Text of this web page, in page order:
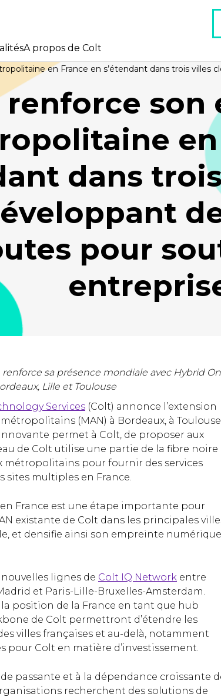
A propos de Colt
renforce son
en
dans
pour
en France en s’étendant dans trois
sa présence mondiale avec Hybrid On
Lille et Toulouse
Services (Colt) annonce l’extension
(MAN) à Bordeaux, à Toulouse
permet à Colt, de proposer aux
de Colt utilise une partie de la fibre noire
métropolitains pour fournir des services
sites multiples en France.
France est une étape importante pour
existante de Colt dans les principales
et densifie ainsi son empreinte numérique
lignes de Colt IQ Network entre
et Paris-Lille-Bruxelles-Amsterdam.
position de la France en tant que hub
de Colt permettront d’étendre les
villes françaises et au-delà, notamment
pour Colt en matière d’investissement.
passante et à la dépendance croissante
recherchent des solutions de